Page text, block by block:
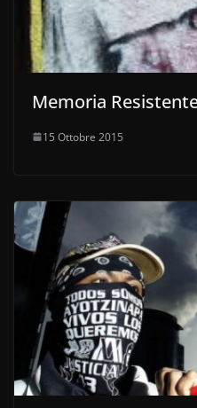
Memoria
15 Ottobre 2015